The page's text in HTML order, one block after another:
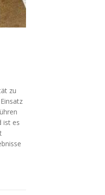
zu
ist es